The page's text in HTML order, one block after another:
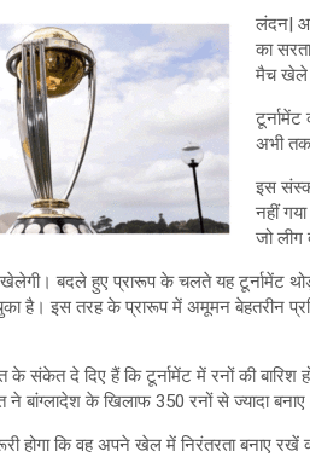
लंदन|
का
मैच खेले
अभी तक
इस
नहीं
जो लीग
बदले हुए प्रारूप के चलते यह टूर्नामेंट
है। इस तरह के प्रारूप में अमूमन बेहतरीन
के संकेत दे दिए हैं कि टूर्नामेंट में रनों की
ने बांग्लादेश के खिलाफ 350 रनों से ज्यादा
होगा कि वह अपने खेल में निरंतरता बनाए रखें